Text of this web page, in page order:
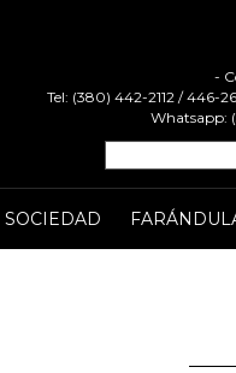
-
Tel: (380) 442-2112 / 446-
Whatsapp:
SOCIEDAD